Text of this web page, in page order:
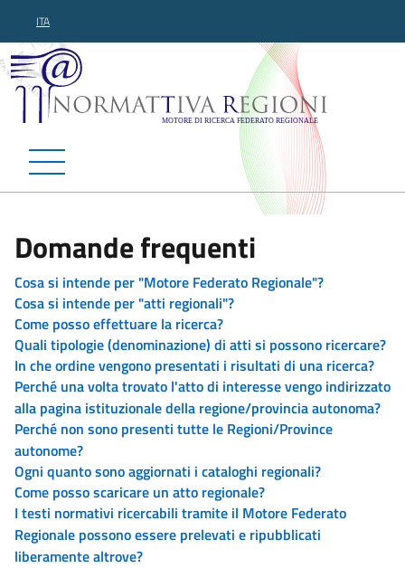
ITA
Normattiva Regioni -
Domande frequenti
Cosa si intende per "Motore Federato Regionale"?
Cosa si intende per "atti regionali"?
Come posso effettuare la ricerca?
Quali tipologie (denominazione) di atti si possono ricercare?
In che ordine vengono presentati i risultati di una ricerca?
Perché una volta trovato l'atto di interesse vengo indirizzato
alla pagina istituzionale della regione/provincia autonoma?
Perché non sono presenti tutte le Regioni/Province
autonome?
Ogni quanto sono aggiornati i cataloghi regionali?
Come posso scaricare un atto regionale?
I testi normativi ricercabili tramite il Motore Federato
Regionale possono essere prelevati e ripubblicati
liberamente altrove?